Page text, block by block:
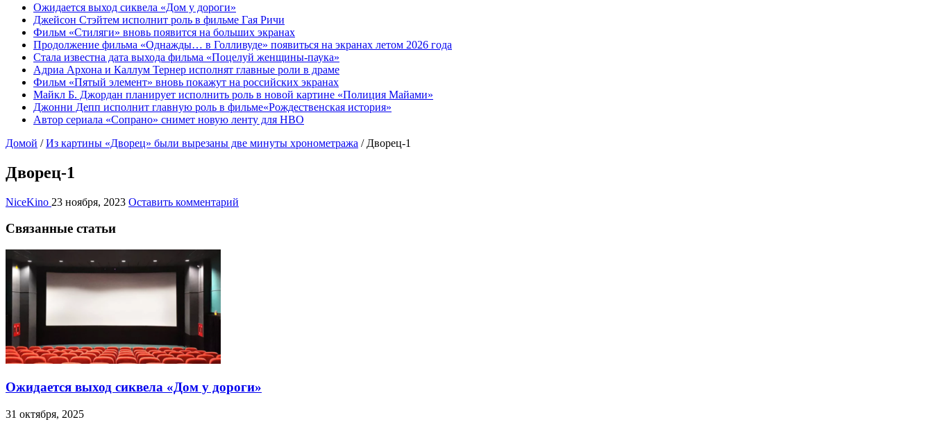
Ожидается выход сиквела «Дом у дороги»
Джейсон Стэйтем исполнит роль в фильме Гая Ричи
Фильм «Стиляги» вновь появится на больших экранах
Продолжение фильма «Однажды… в Голливуде» появиться на экранах летом 2026 года
Стала известна дата выхода фильма «Поцелуй женщины-паука»
Адриа Архона и Каллум Тернер исполнят главные роли в драме
Фильм «Пятый элемент» вновь покажут на российских экранах
Майкл Б. Джордан планирует исполнить роль в новой картине «Полиция Майами»
Джонни Депп исполнит главную роль в фильме«Рождественская история»
Автор сериала «Сопрано» снимет новую ленту для HBO
Домой / Из картины «Дворец» были вырезаны две минуты хронометража / Дворец-1
Дворец-1
NiceKino 23 ноября, 2023 Оставить комментарий
Связанные статьи
Ожидается выход сиквела «Дом у дороги»
31 октября, 2025